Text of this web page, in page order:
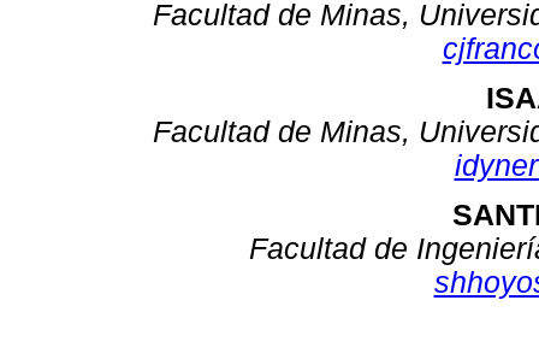
Facultad de Minas,
Facultad de Minas,
Facultad de